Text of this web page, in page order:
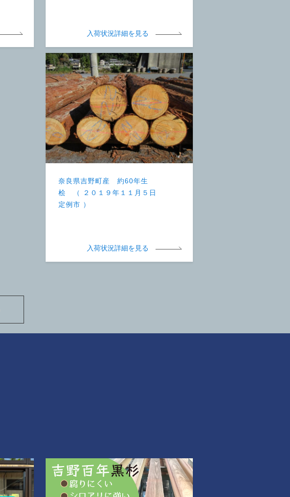
入荷状況詳細を見る
奈良県吉野町産 約60年生
桧 （ ２０１９年１１月５日
定例市 ）
入荷状況詳細を見る